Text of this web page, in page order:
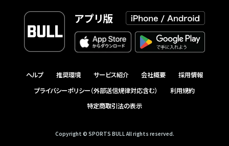
アプリ版
ヘルプ 推奨環境 サービス紹介 会社概要
採用情報
プライバシーポリシー（外部送信規律対応含む）
利用規約
特定商取引法の表示
Copyright © SPORTS BULL All rights reserved.